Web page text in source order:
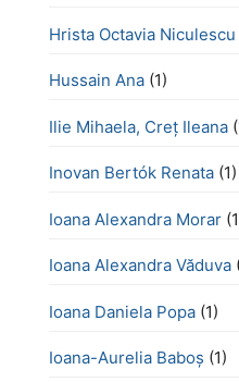
Hrista Octavia Niculescu
Hussain Ana (1)
Ilie Mihaela, Creț Ileana
Inovan Bertók Renata (1)
Ioana Alexandra Morar
Ioana Alexandra Văduva
Ioana Daniela Popa (1)
Ioana-Aurelia Baboș (1)